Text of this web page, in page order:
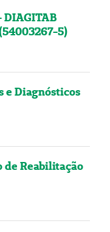
DIAGITAB
5)
e Diagnósticos
de Reabilitação